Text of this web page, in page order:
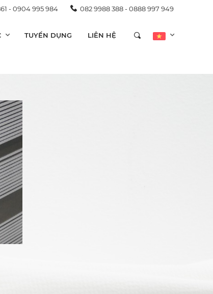
- 0904 995 984 082 9988 388 - 0888 997 949
TUYỂN DỤNG LIÊN HỆ